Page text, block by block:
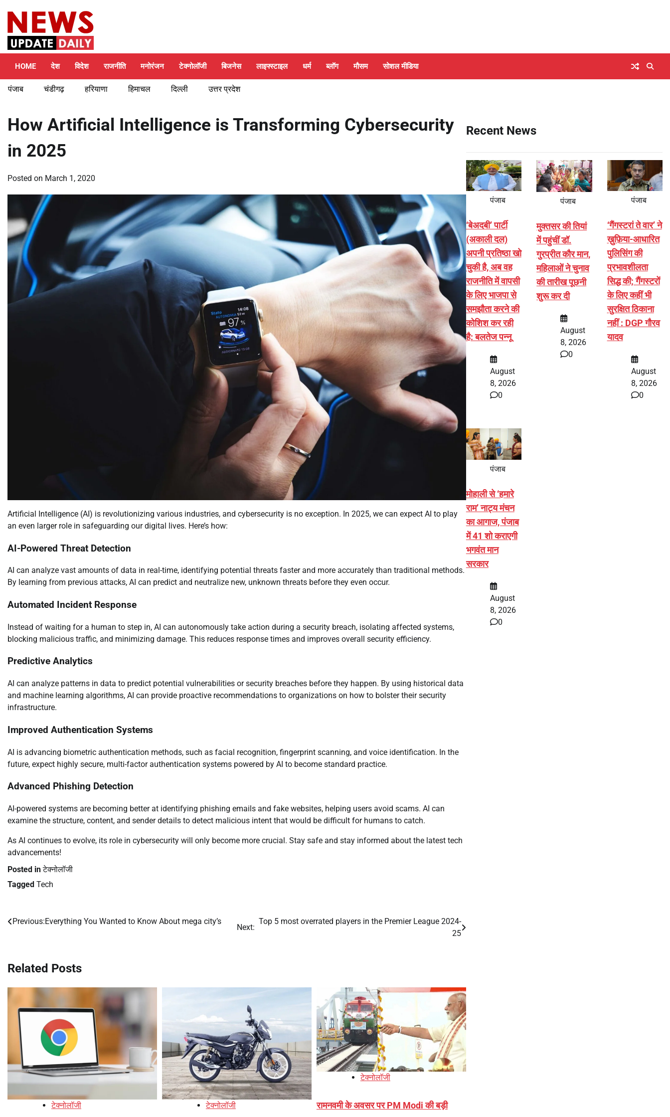
content
HOME देश विदेश राजनीति मनोरंजन टेक्नोलॉजी बिजनेस लाइफ्स्टाइल धर्म ब्लॉग मौसम सोशल मीडिया
पंजाब चंडीगढ़ हरियाणा हिमाचल दिल्ली उत्तर प्रदेश
How Artificial Intelligence is Transforming Cybersecurity
in 2025
Posted on March 1, 2020
Artificial Intelligence (AI) is revolutionizing various industries, and cybersecurity is no exception. In 2025, we can expect AI to play
an even larger role in safeguarding our digital lives. Here’s how:
AI-Powered Threat Detection
AI can analyze vast amounts of data in real-time, identifying potential threats faster and more accurately than traditional methods.
By learning from previous attacks, AI can predict and neutralize new, unknown threats before they even occur.
Automated Incident Response
Instead of waiting for a human to step in, AI can autonomously take action during a security breach, isolating affected systems,
blocking malicious traffic, and minimizing damage. This reduces response times and improves overall security efficiency.
Predictive Analytics
AI can analyze patterns in data to predict potential vulnerabilities or security breaches before they happen. By using historical data
and machine learning algorithms, AI can provide proactive recommendations to organizations on how to bolster their security
infrastructure.
Improved Authentication Systems
AI is advancing biometric authentication methods, such as facial recognition, fingerprint scanning, and voice identification. In the
future, expect highly secure, multi-factor authentication systems powered by AI to become standard practice.
Advanced Phishing Detection
AI-powered systems are becoming better at identifying phishing emails and fake websites, helping users avoid scams. AI can
examine the structure, content, and sender details to detect malicious intent that would be difficult for humans to catch.
As AI continues to evolve, its role in cybersecurity will only become more crucial. Stay safe and stay informed about the latest tech
advancements!
Posted inटेक्नोलॉजी
Tagged Tech
Post
Previous:Everything You Wanted to Know About mega city’s
Next:
Top 5 most overrated players in the Premier League 2024-
25
Related Posts
टेक्नोलॉजी टेक्नोलॉजी
टेक्नोलॉजी
रामनवमी के अवसर पर PM Modi की बड़ी
Recent News
पंजाब
‘बेअदबी’ पार्टी
(अकाली दल)
अपनी प्रतिष्ठा खो
चुकी है, अब वह
राजनीति में वापसी
के लिए भाजपा से
समझौता करने की
कोशिश कर रही
है: बलतेज पन्नू
August
8, 2026
0
पंजाब
मुक्तसर की तियां
में पहुंचीं डॉ.
गुरप्रीत कौर मान,
महिलाओं ने चुनाव
की तारीख पूछनी
शुरू कर दी
August
8, 2026
0
पंजाब
‘गैंगस्टरां ते वार’ ने
ख़ुफ़िया-आधारित
पुलिसिंग की
प्रभावशीलता
सिद्ध की; गैंगस्टरों
के लिए कहीं भी
सुरक्षित ठिकाना
नहीं : DGP गौरव
यादव
August
8, 2026
0
पंजाब
मोहाली से ‘हमारे
राम’ नाट्य मंचन
का आगाज, पंजाब
में 41 शो कराएगी
भगवंत मान
सरकार
August
8, 2026
0